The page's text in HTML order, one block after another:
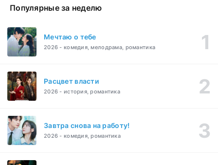
Популярные за неделю
Мечтаю о тебе
2026 - комедия, мелодрама, романтика
Расцвет власти
2026 - история, романтика
Завтра снова на работу!
2026 - комедия, романтика